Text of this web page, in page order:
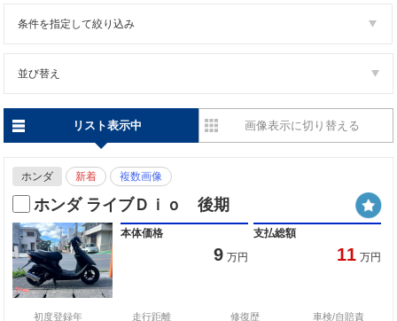
条件を指定して絞り込み
並び替え
リスト表示中 画像表示に切り替える
ホンダ 新着 複数画像
ホンダ ライブＤｉｏ 後期
本体価格
9 万円
支払総額
11 万円
初度登録年
走行距離
修復歴
車検/自賠責